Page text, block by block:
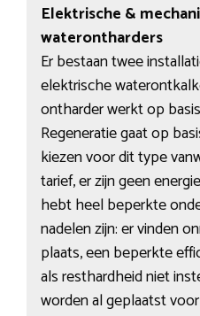
Elektrische &
waterontharders
Er bestaan twee
elektrische
ontharder werkt op
Regeneratie gaat op
kiezen voor dit type
tarief, er zijn geen
hebt heel beperkte
nadelen zijn: er vinden
plaats, een beperkte
als resthardheid niet
worden al geplaatst